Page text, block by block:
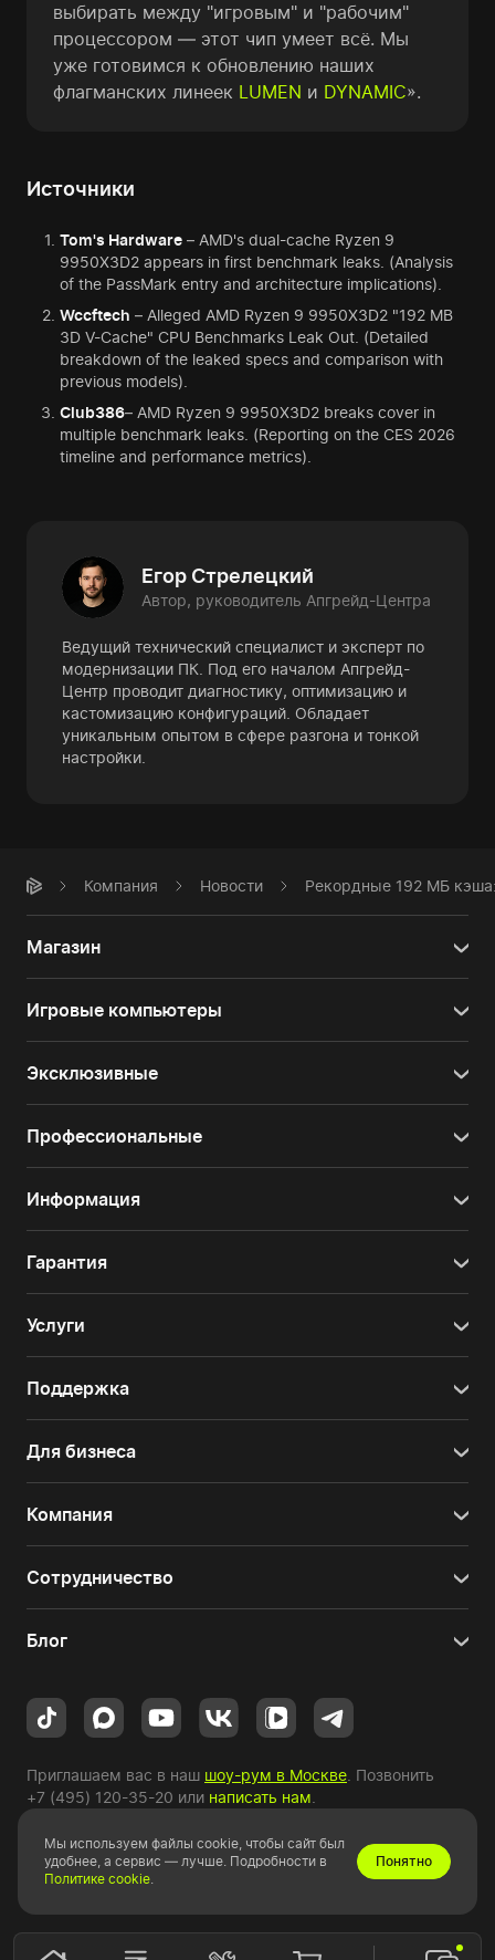
выбирать между "игровым" и "рабочим"
процессором — этот чип умеет всё. Мы
уже готовимся к обновлению наших
флагманских линеек LUMEN и DYNAMIC».
Источники
Tom's Hardware – AMD's dual-cache Ryzen 9
9950X3D2 appears in first benchmark leaks. (Analysis
of the PassMark entry and architecture implications).
Wccftech – Alleged AMD Ryzen 9 9950X3D2 "192 MB
3D V-Cache" CPU Benchmarks Leak Out. (Detailed
breakdown of the leaked specs and comparison with
previous models).
Club386– AMD Ryzen 9 9950X3D2 breaks cover in
multiple benchmark leaks. (Reporting on the CES 2026
timeline and performance metrics).
Егор Стрелецкий
Автор, руководитель Апгрейд-Центра
Ведущий технический специалист и эксперт по
модернизации ПК. Под его началом Апгрейд-
Центр проводит диагностику, оптимизацию и
кастомизацию конфигураций. Обладает
уникальным опытом в сфере разгона и тонкой
настройки.
Компания Новости Рекордные 192 МБ
Магазин
Игровые компьютеры
Эксклюзивные
Профессиональные
Информация
Гарантия
Услуги
Поддержка
Для бизнеса
Компания
Сотрудничество
Блог
Приглашаем вас в наш шоу-рум в Москве . Позвонить
+7 (495) 120-35-20 или написать нам
Copyright © 2010-2026 HYPERPC.
Мы используем файлы cookie, чтобы сайт был
удобнее, а сервис — лучше. Подробности в
Политике cookie.
Понятно